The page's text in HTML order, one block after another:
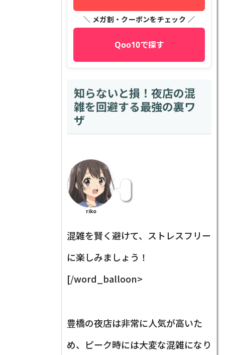
＼ メガ割・クーポンをチェック ／
Qoo10で探す
知らないと損！夜店の混
雑を回避する最強の裏ワ
ザ
riko
混雑を賢く避けて、ストレスフリー
に楽しみましょう！
[/word_balloon>
豊橋の夜店は非常に人気が高いた
め、ピーク時には大変な混雑になり